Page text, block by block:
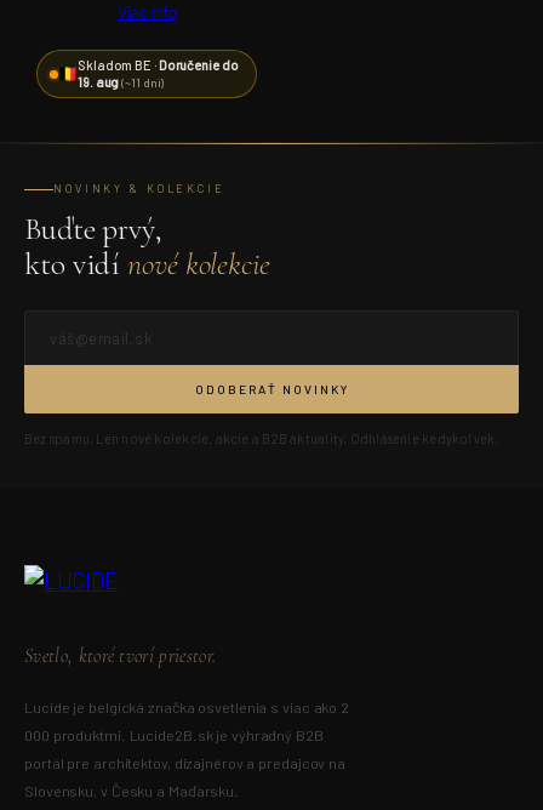
Viac info
Skladom BE · Doručenie do
19. aug(~11 dní)
NOVINKY & KOLEKCIE
Buďte prvý,
kto vidínové kolekcie
ODOBERAŤ NOVINKY
Bez spamu. Len nové kolekcie, akcie a B2B aktuality. Odhlásenie kedykoľvek.
Svetlo, ktoré tvorí priestor.
Lucide je belgická značka osvetlenia s viac ako 2
000 produktmi. Lucide2B.sk je výhradný B2B
portál pre architektov, dizajnérov a predajcov na
Slovensku, v Česku a Maďarsku.